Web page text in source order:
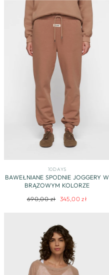
10DAYS
BAWEŁNIANE SPODNIE JOGGERY W
BRĄZOWYM KOLORZE
Regularna
690,00 zł
Cena
345,00 zł